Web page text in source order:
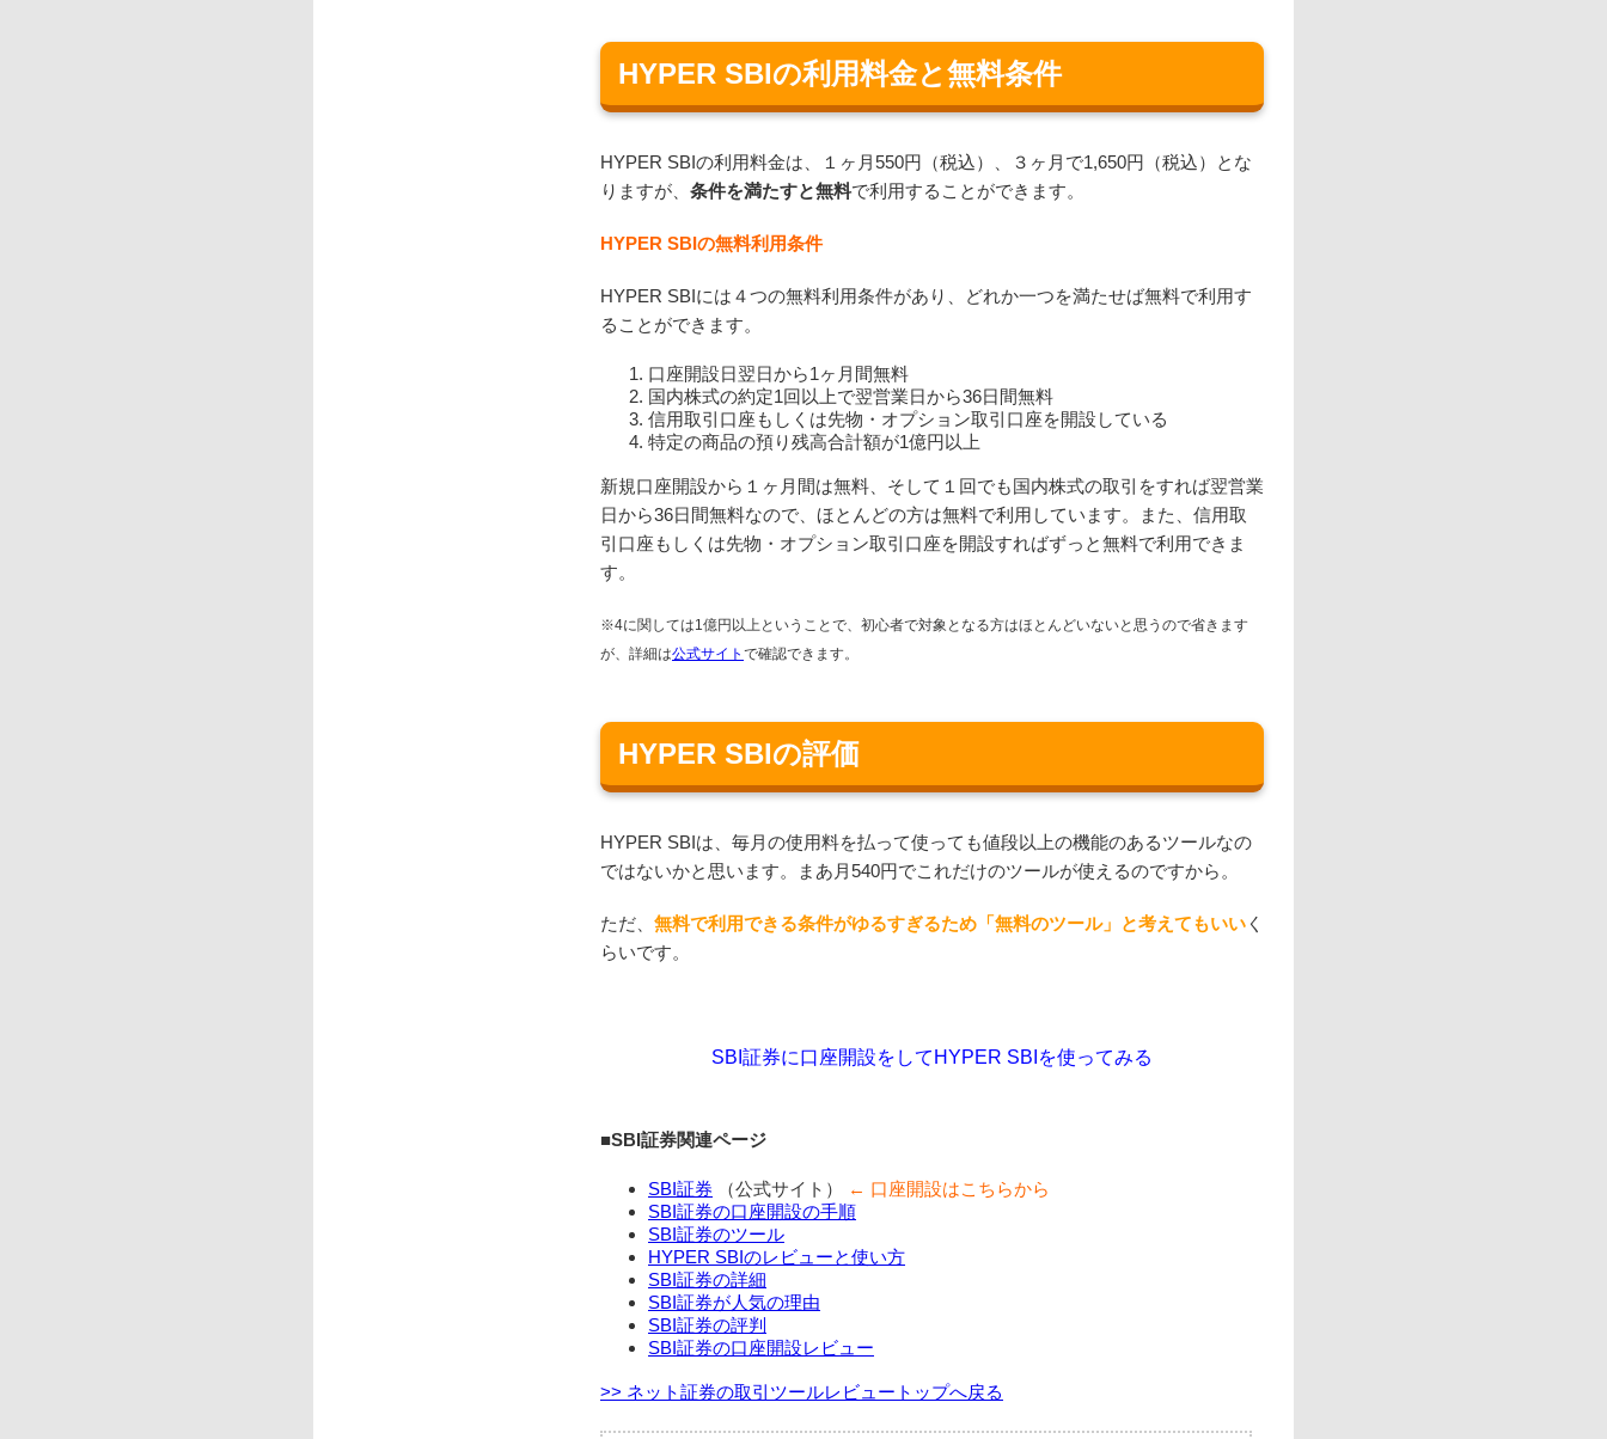
HYPER SBIの利用料金と無料条件
HYPER SBIの利用料金は、１ヶ月550円（税込）、３ヶ月で1,650円（税込）とな
りますが、 条件を満たすと無料で利用することができます。
HYPER SBIの無料利用条件
HYPER SBIには４つの無料利用条件があり、どれか一つを満たせば無料で利用す
ることができます。
口座開設日翌日から1ヶ月間無料
国内株式の約定1回以上で翌営業日から36日間無料
信用取引口座もしくは先物・オプション取引口座を開設している
特定の商品の預り残高合計額が1億円以上
新規口座開設から１ヶ月間は無料、そして１回でも国内株式の取引をすれば翌営業
日から36日間無料なので、ほとんどの方は無料で利用しています。また、信用取
引口座もしくは先物・オプション取引口座を開設すればずっと無料で利用できま
す。
※4に関しては1億円以上ということで、初心者で対象となる方はほとんどいないと思うので省きます
が、詳細は公式サイト で確認できます。
HYPER SBIの評価
HYPER SBIは、毎月の使用料を払って使っても値段以上の機能のあるツールなの
ではないかと思います。まあ月540円でこれだけのツールが使えるのですから。
ただ、 無料で利用できる条件がゆるすぎるため「無料のツール」と考えてもいい く
らいです。
SBI証券に口座開設をしてHYPER SBIを使ってみる
■SBI証券関連ページ
SBI証券 （公式サイト）
← 口座開設はこちらから
SBI証券の口座開設の手順
SBI証券のツール
HYPER SBIのレビューと使い方
SBI証券の詳細
SBI証券が人気の理由
SBI証券の評判
SBI証券の口座開設レビュー
>> ネット証券の取引ツールレビュートップへ戻る